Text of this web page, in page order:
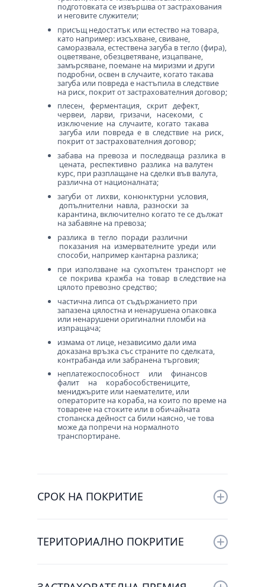
Институтска карго клауза „В” (Institute Cargo
Clause „В”) – 1.1.09.
Институтска карго клауза „С” (Institute Cargo
Clause „С”) – 1.1.09.
Срещу допълнително платена
застрахователна премия, покритието може
да осигури (съгласно условията на
конкретната застрахователна компания)
защита срещу допълнителни рискове:
Воeнни рискове – по условията на
Институтски Военни Клаузи (Карго) - 1.1.09
Стачки, бунтове и граждански вълнения – по
условията на Институтски Стачни Клаузи
(Карго) - 1.1.09
Повреди, настъпили по време на товаро-
разтоварните операции
Счупване от естеството на товара за чупливи
Развала, вследствие повреда на хладилната
инсталация за товари, превозвани с хладилни
превозни средства
Други специфични рискове.
подготовката се извършва от застрахования
и неговите служители;
присъщ недостатък или естество на товара,
като например: изсъхване, свиване,
саморазвала, естествена загуба в тегло (фира),
оцветяване, обезцветяване, изцапване,
замърсяване, поемане на миризми и други
подробни, освен в случаите, когато такава
загуба или повреда е настъпила в следствие
на риск, покрит от застрахователния договор;
плесен, ферментация, скрит дефект,
червеи, ларви, гризачи, насекоми, с
изключение на случаите, когато такава
загуба или повреда е в следствие на риск,
покрит от застрахователния договор;
забава на превоза и последваща разлика в
цената, респективно разлика на валутен
курс, при разплащане на сделки във валута,
различна от националната;
загуби от лихви, конюнктурни условия,
допълнителни навла, разноски за
карантина, включително когато те се дължат
на забавяне на превоза;
разлика в тегло поради различни
показания на измервателните уреди или
способи, например кантарна разлика;
при използване на сухопътен транспорт не
се покрива кражба на товар в следствие на
цялото превозно средство;
частична липса от съдържанието при
запазена цялостна и ненарушена опаковка
или ненарушени оригинални пломби на
изпращача;
измама от лице, независимо дали има
доказана връзка със страните по сделката,
контрабанда или забранена търговия;
неплатежоспособност или финансов
фалит на корабособствениците,
мениджърите или наемателите, или
операторите на кораба, на които по време на
товарене на стоките или в обичайната
стопанска дейност са били наясно, че това
може да попречи на нормалното
транспортиране.
СРОК НА ПОКРИТИЕ
от една година, или за отделен курс. При
индивидуалните застраховки срока на
Абонаментните полици - една година.
ТЕРИТОРИАЛНО ПОКРИТИЕ
мястото на натоварване на стоката, до